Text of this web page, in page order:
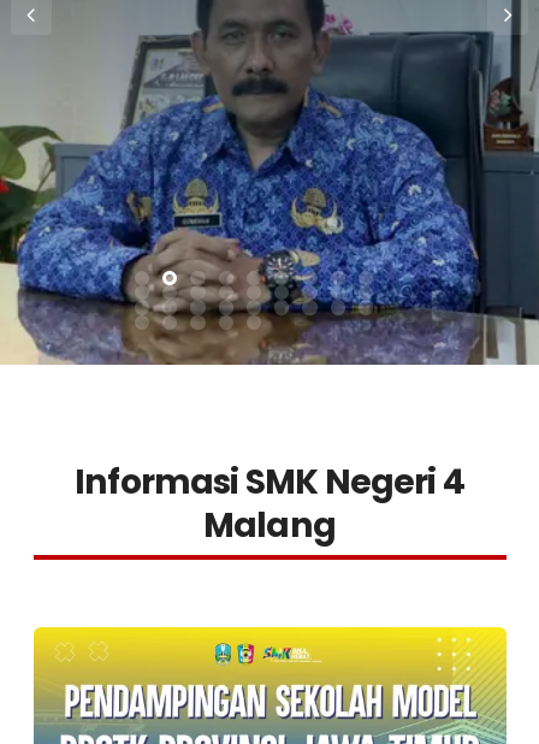
Informasi SMK Negeri 4
Malang